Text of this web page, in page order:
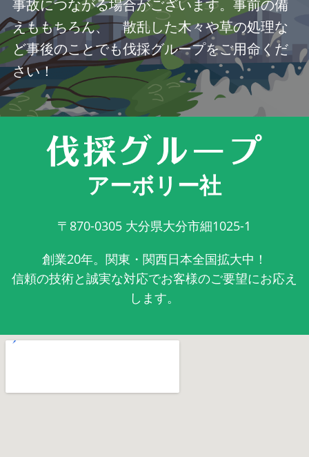
事故につながる場合がございます。事前の備
えももちろん、 散乱した木々や草の処理な
ど事後のことでも伐採グループをご用命くだ
さい！
アーボリー社
〒870-0305 大分県大分市細1025-1
創業20年。関東・関西日本全国拡大中！
信頼の技術と誠実な対応でお客様のご要望にお応え
します。